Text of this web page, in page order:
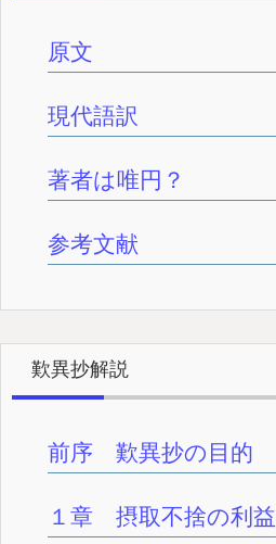
原文
現代語訳
著者は唯円？
参考文献
歎異抄解説
前序 歎異抄の目的
１章 摂取不捨の利益